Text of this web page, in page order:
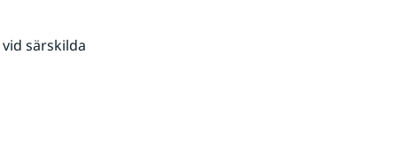
särskilda